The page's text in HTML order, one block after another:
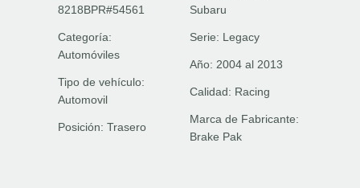
8218BPR#54561
Categoría:
Automóviles
Tipo de vehículo:
Automovil
Posición: Trasero
Subaru
Serie: Legacy
Año: 2004 al 2013
Calidad: Racing
Marca de Fabricante:
Brake Pak